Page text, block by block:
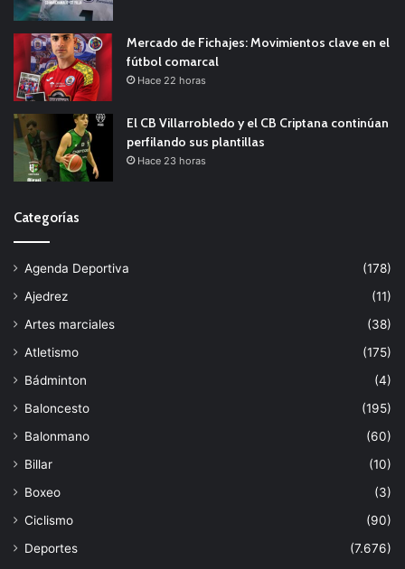
Mercado de Fichajes: Movimientos clave en el
fútbol comarcal
Hace 22 horas
El CB Villarrobledo y el CB Criptana continúan
perfilando sus plantillas
Hace 23 horas
Categorías
Agenda Deportiva
(178)
Ajedrez
(11)
Artes marciales
(38)
Atletismo
(175)
Bádminton
(4)
Baloncesto
(195)
Balonmano
(60)
Billar
(10)
Boxeo
(3)
Ciclismo
(90)
Deportes
(7.676)